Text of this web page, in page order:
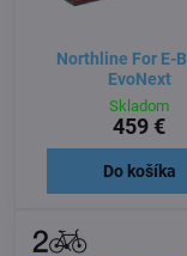
Northline For E-
EvoNext
Skladom
459 €
Do košíka